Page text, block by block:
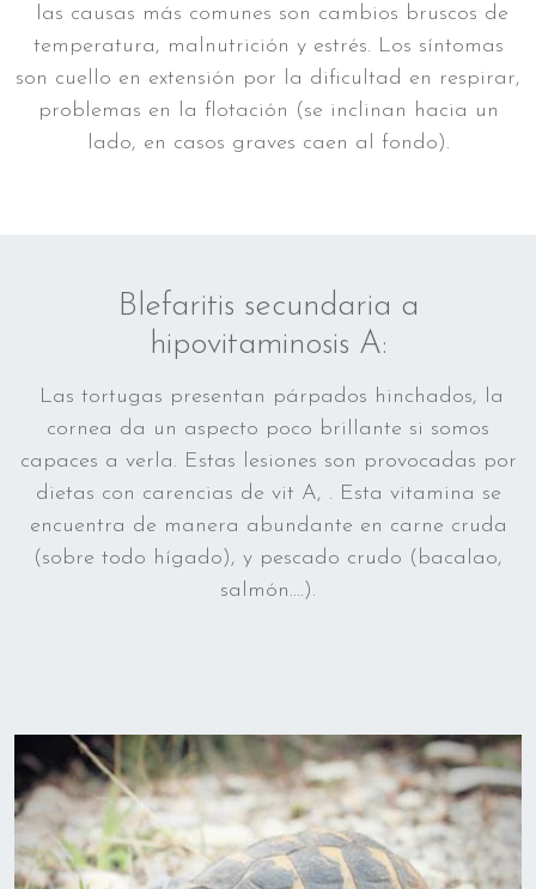
las causas más comunes son cambios bruscos de
temperatura, malnutrición y estrés. Los síntomas
son cuello en extensión por la dificultad en respirar,
problemas en la flotación (se inclinan hacia un
lado, en casos graves caen al fondo).
Blefaritis secundaria a
hipovitaminosis A:
Las tortugas presentan párpados hinchados, la
cornea da un aspecto poco brillante si somos
capaces a verla. Estas lesiones son provocadas por
dietas con carencias de vit A, . Esta vitamina se
encuentra de manera abundante en carne cruda
(sobre todo hígado), y pescado crudo (bacalao,
salmón....).